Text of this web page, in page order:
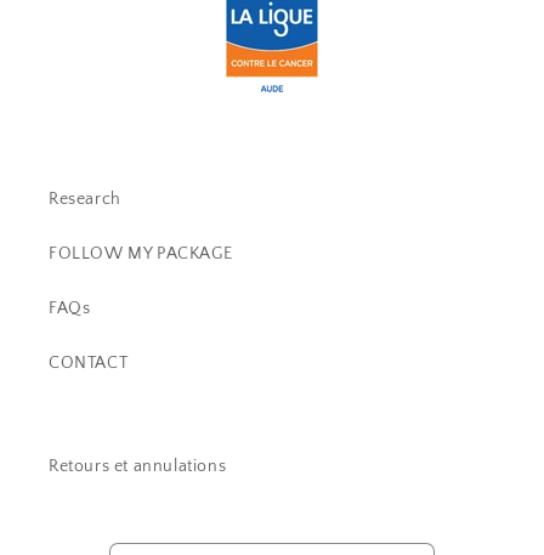
Research
FOLLOW MY PACKAGE
FAQs
CONTACT
Retours et annulations